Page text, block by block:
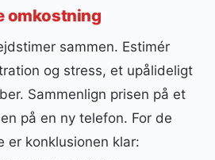
omkostning
sammen. Estimér
og stress, et upålideligt
Sammenlign prisen på et
på en ny telefon. For de
er konklusionen klar: